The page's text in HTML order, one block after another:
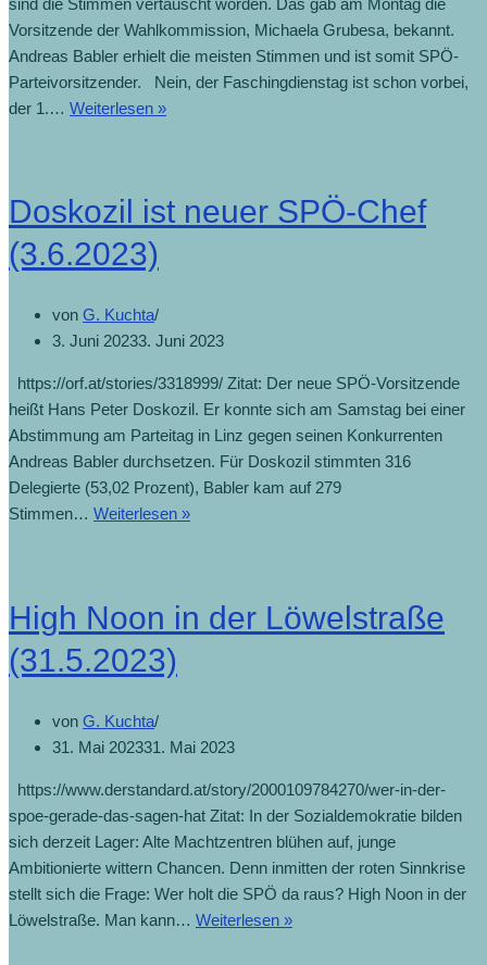
Vorsitzende der Wahlkommission, Michaela Grubesa, bekannt.
Andreas Babler erhielt die meisten Stimmen und ist somit SPÖ-
Parteivorsitzender. Nein, der Faschingdienstag ist schon vorbei,
der 1.… Weiterlesen »
Doskozil ist neuer SPÖ-Chef
(3.6.2023)
von G. Kuchta
3. Juni 20233. Juni 2023
https://orf.at/stories/3318999/ Zitat: Der neue SPÖ-Vorsitzende
heißt Hans Peter Doskozil. Er konnte sich am Samstag bei einer
Abstimmung am Parteitag in Linz gegen seinen Konkurrenten
Andreas Babler durchsetzen. Für Doskozil stimmten 316
Delegierte (53,02 Prozent), Babler kam auf 279
Stimmen… Weiterlesen »
High Noon in der Löwelstraße
(31.5.2023)
von G. Kuchta
31. Mai 202331. Mai 2023
https://www.derstandard.at/story/2000109784270/wer-in-der-
spoe-gerade-das-sagen-hat Zitat: In der Sozialdemokratie bilden
sich derzeit Lager: Alte Machtzentren blühen auf, junge
Ambitionierte wittern Chancen. Denn inmitten der roten Sinnkrise
stellt sich die Frage: Wer holt die SPÖ da raus? High Noon in der
Löwelstraße. Man kann… Weiterlesen »